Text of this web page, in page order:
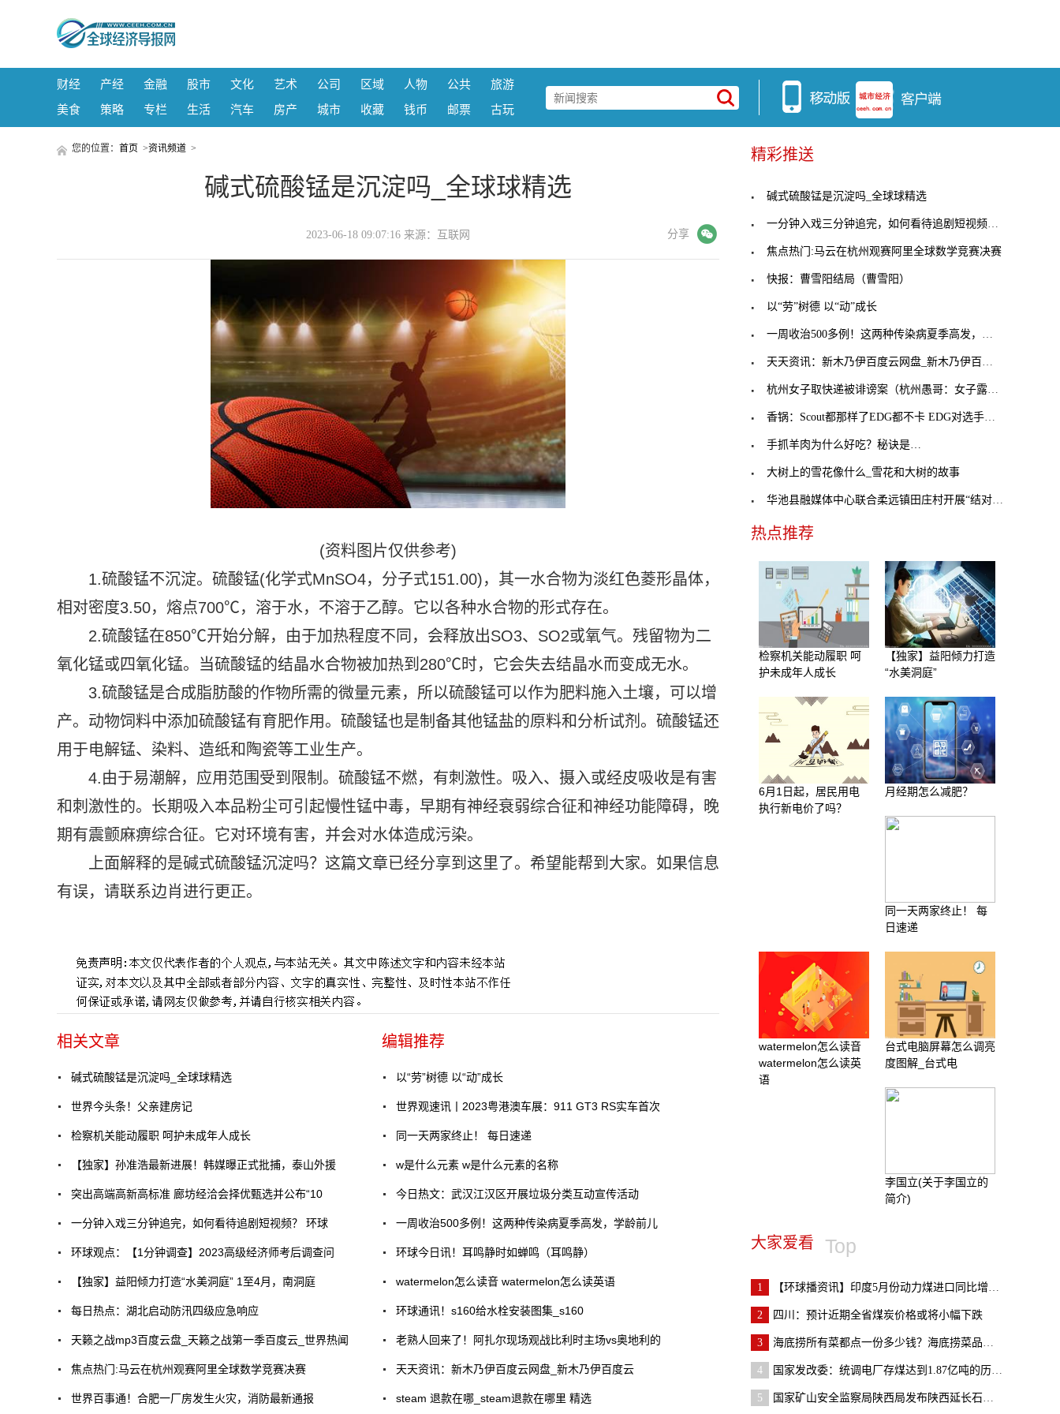
财经 产经 金融 股市 文化 艺术 公司 区域 人物 公共
旅游
美食
策略 专栏 生活 汽车 房产 城市 收藏 钱币 邮票 古玩
您的位置： 首页 >资讯频道 >
碱式硫酸锰是沉淀吗_全球球精选
2023-06-18 09:07:16 来源：互联网 分享
(资料图片仅供参考)
1.硫酸锰不沉淀。硫酸锰(化学式MnSO4，分子式151.00)，其一水合物为淡红色菱形晶体，
相对密度3.50，熔点700℃，溶于水，不溶于乙醇。它以各种水合物的形式存在。
2.硫酸锰在850℃开始分解，由于加热程度不同，会释放出SO3、SO2或氧气。残留物为二
氧化锰或四氧化锰。当硫酸锰的结晶水合物被加热到280℃时，它会失去结晶水而变成无水。
3.硫酸锰是合成脂肪酸的作物所需的微量元素，所以硫酸锰可以作为肥料施入土壤，可以增
产。动物饲料中添加硫酸锰有育肥作用。硫酸锰也是制备其他锰盐的原料和分析试剂。硫酸锰还
用于电解锰、染料、造纸和陶瓷等工业生产。
4.由于易潮解，应用范围受到限制。硫酸锰不燃，有刺激性。吸入、摄入或经皮吸收是有害
和刺激性的。长期吸入本品粉尘可引起慢性锰中毒，早期有神经衰弱综合征和神经功能障碍，晚
期有震颤麻痹综合征。它对环境有害，并会对水体造成污染。
上面解释的是碱式硫酸锰沉淀吗？这篇文章已经分享到这里了。希望能帮到大家。如果信息
有误，请联系边肖进行更正。
相关文章
碱式硫酸锰是沉淀吗_全球球精选
世界今头条！父亲建房记
检察机关能动履职 呵护未成年人成长
【独家】孙准浩最新进展！韩媒曝正式批捕，泰山外援
突出高端高新高标准 廊坊经洽会择优甄选并公布“10
一分钟入戏三分钟追完，如何看待追剧短视频？ 环球
环球观点：【1分钟调查】2023高级经济师考后调查问
【独家】益阳倾力打造“水美洞庭” 1至4月，南洞庭
每日热点：湖北启动防汛四级应急响应
天籁之战mp3百度云盘_天籁之战第一季百度云_世界热闻
焦点热门:马云在杭州观赛阿里全球数学竞赛决赛
世界百事通！合肥一厂房发生火灾，消防最新通报
编辑推荐
以“劳”树德 以“动”成长
世界观速讯丨2023粤港澳车展：911 GT3 RS实车首次
同一天两家终止！ 每日速递
w是什么元素 w是什么元素的名称
今日热文：武汉江汉区开展垃圾分类互动宣传活动
一周收治500多例！这两种传染病夏季高发，学龄前儿
环球今日讯！耳鸣静时如蝉鸣（耳鸣静）
watermelon怎么读音 watermelon怎么读英语
环球通讯！s160给水栓安装图集_s160
老熟人回来了！阿扎尔现场观战比利时主场vs奥地利的
天天资讯：新木乃伊百度云网盘_新木乃伊百度云
steam 退款在哪_steam退款在哪里 精选
精彩推送
碱式硫酸锰是沉淀吗_全球球精选
一分钟入戏三分钟追完，如何看待追剧短视频？ 环球
焦点热门:马云在杭州观赛阿里全球数学竞赛决赛
快报：曹雪阳结局（曹雪阳）
以“劳”树德 以“动”成长
一周收治500多例！这两种传染病夏季高发，学龄前儿
天天资讯：新木乃伊百度云网盘_新木乃伊百度云
杭州女子取快递被诽谤案（杭州愚哥：女子露营一天被
香锅：Scout都那样了EDG都不卡 EDG对选手真的好
手抓羊肉为什么好吃？秘诀是…
大树上的雪花像什么_雪花和大树的故事
华池县融媒体中心联合柔远镇田庄村开展“结对帮扶
热点推荐
检察机关能动履职 呵
护未成年人成长
【独家】益阳倾力打造
“水美洞庭”
6月1日起，居民用电
执行新电价了吗？
月经期怎么减肥？
同一天两家终止！ 每
日速递
watermelon怎么读音
watermelon怎么读英
语
台式电脑屏幕怎么调亮
度图解_台式电
李国立(关于李国立的
简介)
大家爱看 Top
1 【环球播资讯】印度5月份动力煤进口同比增长23% 环
2 四川：预计近期全省煤炭价格或将小幅下跌
3 海底捞所有菜都点一份多少钱？海底捞菜品价格哪里看
4 国家发改委：统调电厂存煤达到1.87亿吨的历史新高
5 国家矿山安全监察局陕西局发布陕西延长石油集团横山